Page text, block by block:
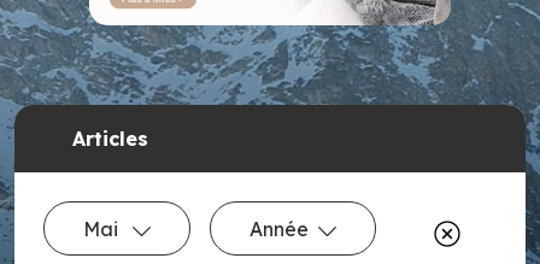
Articles
Mai Année